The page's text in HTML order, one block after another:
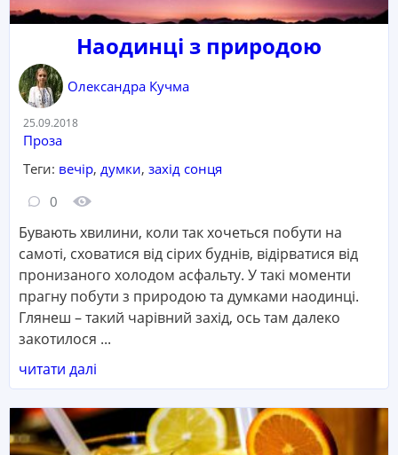
Наодинці з природою
Олександра Кучма
Дата:
25.09.2018
Категорія:
Проза
Теги: вечір, думки, захід сонця
Кількість коментарів:
0 Кількість переглядів:
Бувають хвилини, коли так хочеться побути на
самоті, сховатися від сірих буднів, відірватися від
пронизаного холодом асфальту. У такі моменти
прагну побути з природою та думками наодинці.
Глянеш – такий чарівний захід, ось там далеко
закотилося ...
читати далі